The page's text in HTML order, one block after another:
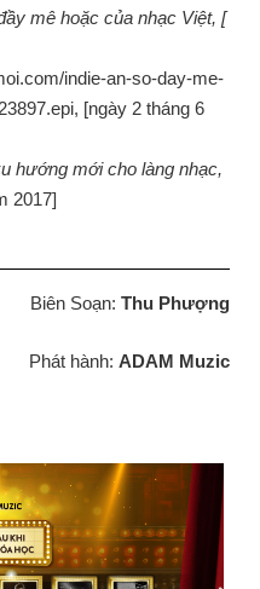
mê hoặc của nhạc Việt, [
indie-an-so-day-me-
[ngày 2 tháng 6
hướng mới cho làng nhạc,
2017]
Biên Soạn: Thu Phượng
Phát hành: ADAM Muzic